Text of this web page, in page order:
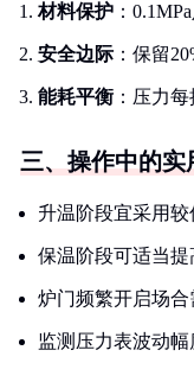
材料保护 ：
安全边际 ：保留
能耗平衡 ：压力
三、操作中的实
升温阶段宜采用较
保温阶段可适当提
炉门频繁开启场
监测压力表波动